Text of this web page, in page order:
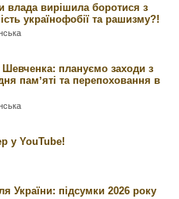
влада вирішила боротися з
українофобії та рашизму?!
плануємо заходи з
памʼяті та перепоховання в
у YouTube!
України: підсумки 2026 року